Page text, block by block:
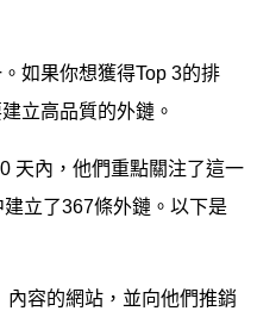
如果你想獲得Top 3的排
立高品質的外鏈。
天內，他們重點關注了這一
立了367條外鏈。以下是
容的網站，並向他們推銷